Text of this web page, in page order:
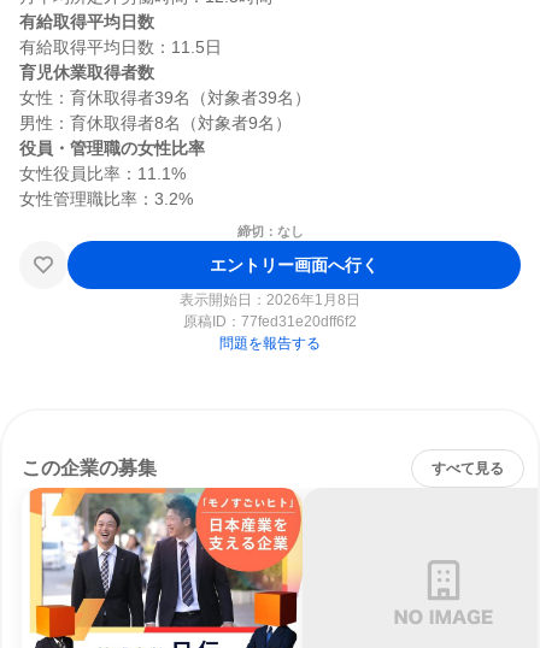
有給取得平均日数
育児休業取得者数
女性：育休取得者39名（対象者39名）
役員・管理職の女性比率
女性役員比率：11.1%
締切：なし
エントリー画面へ行く
表示開始日：2026年1月8日
原稿ID： 77fed31e20dff6f2
問題を報告する
この企業の募集 すべて見る